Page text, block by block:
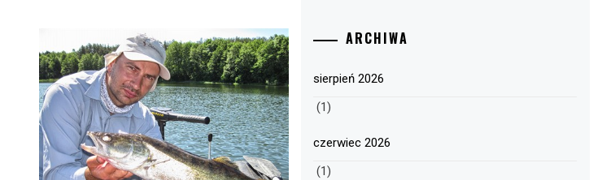
ARCHIWA
sierpień 2026
(1)
czerwiec 2026
(1)